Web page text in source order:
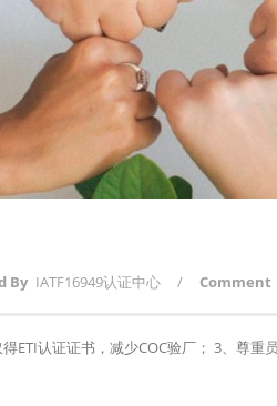
By IATF16949认证中心 / Comment
ETI认证证书，减少COC验厂； 3、尊重